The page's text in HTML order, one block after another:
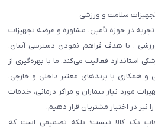
سلامت و ورزشی
در حوزه تأمین، مشاوره و عرضه تجهیزات
، با هدف فراهم نمودن دسترسی آسان،
استاندارد فعالیت می‌کند. ما با بهره‌گیری از
همکاری با برندهای معتبر داخلی و خارجی،
مورد نیاز بیماران و مراکز درمانی، خدمات
در اختیار مشتریان قرار دهیم.
یک کالا نیست؛ بلکه تصمیمی است که